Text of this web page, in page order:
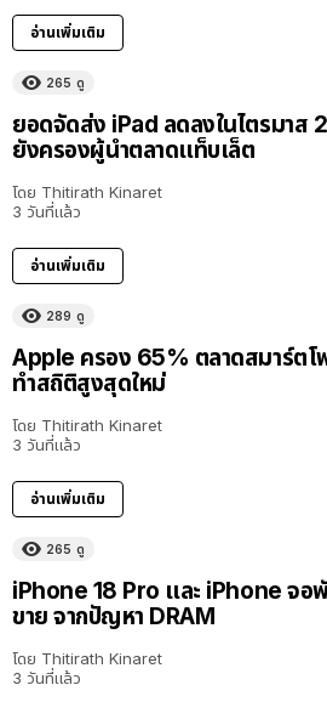
อ่านเพิ่มเติม
265 ดู
ยอดจัดส่ง iPad ลดลงในไตรมาส
ยังครองผู้นำตลาดแท็บเล็ต
โดย Thitirath Kinaret
3 วันที่แล้ว
อ่านเพิ่มเติม
289 ดู
Apple ครอง 65% ตลาดสมาร์ตโ
ทำสถิติสูงสุดใหม่
โดย Thitirath Kinaret
3 วันที่แล้ว
อ่านเพิ่มเติม
265 ดู
iPhone 18 Pro และ iPhone จอ
ขาย จากปัญหา DRAM
โดย Thitirath Kinaret
3 วันที่แล้ว